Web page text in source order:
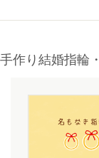
手作り結婚指輪